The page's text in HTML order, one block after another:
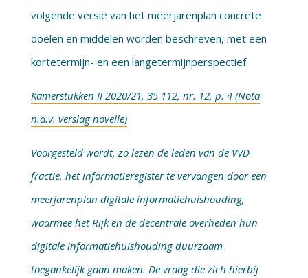
volgende versie van het meerjarenplan concrete
doelen en middelen worden beschreven, met een
kortetermijn- en een langetermijnperspectief.
Kamerstukken II 2020/21, 35 112, nr. 12, p. 4 (Nota
n.a.v. verslag novelle)
Voorgesteld wordt, zo lezen de leden van de VVD-
fractie, het informatieregister te vervangen door een
meerjarenplan digitale informatiehuishouding,
waarmee het Rijk en de decentrale overheden hun
digitale informatiehuishouding duurzaam
toegankelijk gaan maken. De vraag die zich hierbij